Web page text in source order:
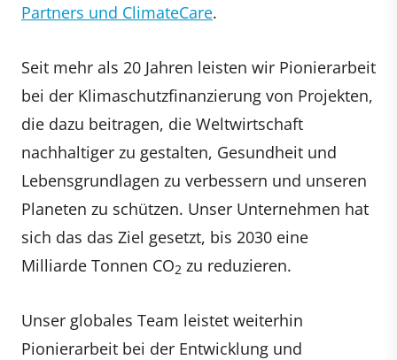
Partners und ClimateCare.
Seit mehr als 20 Jahren leisten wir Pionierarbeit
bei der Klimaschutzfinanzierung von Projekten,
die dazu beitragen, die Weltwirtschaft
nachhaltiger zu gestalten, Gesundheit und
Lebensgrundlagen zu verbessern und unseren
Planeten zu schützen. Unser Unternehmen hat
sich das das Ziel gesetzt, bis 2030 eine
Milliarde Tonnen CO2 zu reduzieren.
Unser globales Team leistet weiterhin
Pionierarbeit bei der Entwicklung und